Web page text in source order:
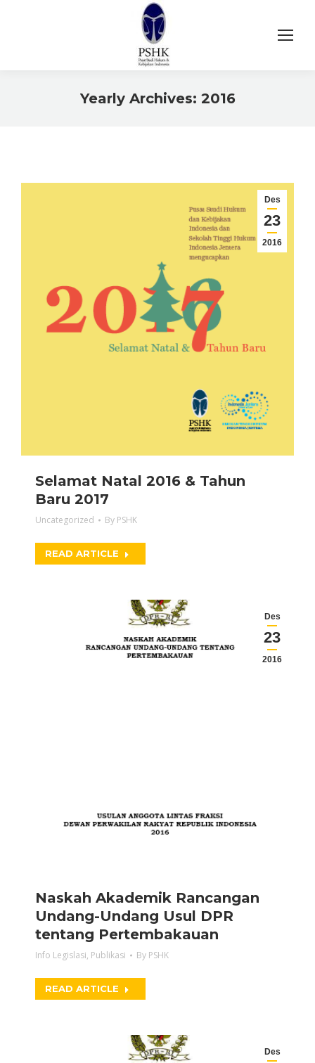
Yearly Archives: 2016
Des
23
2016
Selamat Natal 2016 & Tahun
Baru 2017
Uncategorized By PSHK
READ ARTICLE
Des
23
2016
Naskah Akademik Rancangan
Undang-Undang Usul DPR
tentang Pertembakauan
Info Legislasi, Publikasi By PSHK
READ ARTICLE
Des